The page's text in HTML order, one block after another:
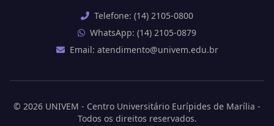
Telefone: (14) 2105-0800
WhatsApp: (14) 2105-0879
Email: atendimento@univem.edu.br
© 2026 UNIVEM - Centro Universitário Eurípides de Marília -
Todos os direitos reservados.